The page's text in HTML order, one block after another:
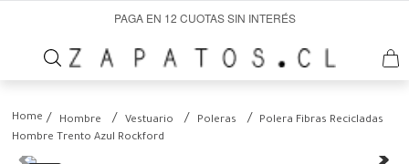
PAGA EN 12 CUOTAS SIN INTERÉS
Hombre Vestuario Poleras
Polera Fibras Recicladas
Hombre Trento Azul Rockford